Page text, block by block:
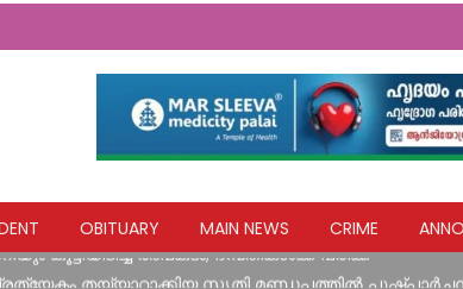
OBITUARY MAIN NEWS CRIME
സർക്കാരിന്റെ അനാസ്ഥയുടെ ഫലം;
തയ്യാറാക്കിയ സ്മൃതി മണ്ഡപത്തിൽ